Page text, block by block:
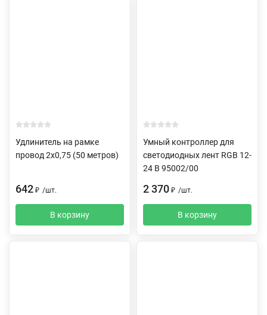
Удлинитель на рамке
провод 2х0,75 (50 метров)
642 ₽ /шт.
В корзину
Умный контроллер для
светодиодных лент RGB 12-
24 В 95002/00
2 370 ₽ /шт.
В корзину